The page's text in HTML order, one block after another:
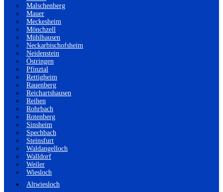
Malschenberg
Mauer
Meckesheim
Mönchzell
Mühlhausen
Neckarbischofsheim
Neidenstein
Östringen
Pfinztal
Rettigheim
Rauenberg
Reichartshausen
Reihen
Rohrbach
Rotenberg
Sinsheim
Spechbach
Steinsfurt
Waldangelloch
Walldorf
Weiler
Wiesloch
Altwiesloch